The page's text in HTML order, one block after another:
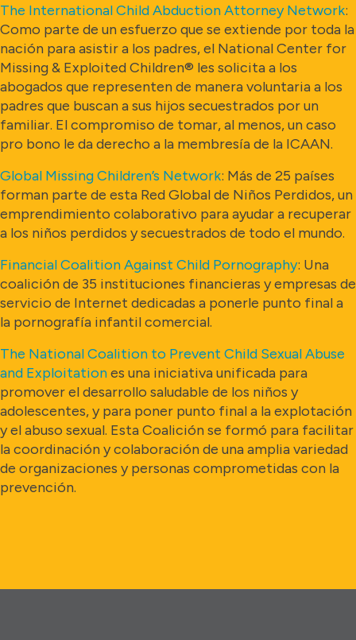
The International Child Abduction Attorney Network:
Como parte de un esfuerzo que se extiende por toda la
nación para asistir a los padres, el National Center for
Missing & Exploited Children® les solicita a los
abogados que representen de manera voluntaria a los
padres que buscan a sus hijos secuestrados por un
familiar. El compromiso de tomar, al menos, un caso
pro bono le da derecho a la membresía de la ICAAN.
Global Missing Children’s Network: Más de 25 países
forman parte de esta Red Global de Niños Perdidos, un
emprendimiento colaborativo para ayudar a recuperar
a los niños perdidos y secuestrados de todo el mundo.
Financial Coalition Against Child Pornography: Una
coalición de 35 instituciones financieras y empresas de
servicio de Internet dedicadas a ponerle punto final a
la pornografía infantil comercial.
The National Coalition to Prevent Child Sexual Abuse
and Exploitationes una iniciativa unificada para
promover el desarrollo saludable de los niños y
adolescentes, y para poner punto final a la explotación
y el abuso sexual. Esta Coalición se formó para facilitar
la coordinación y colaboración de una amplia variedad
de organizaciones y personas comprometidas con la
prevención.